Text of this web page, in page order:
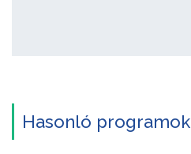
Hasonló programok